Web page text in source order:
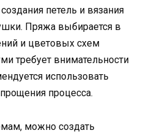
петель и вязания
Пряжа выбирается в
и цветовых схем
требует внимательности
использовать
процесса.
можно создать